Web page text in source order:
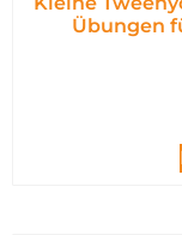
Übungen